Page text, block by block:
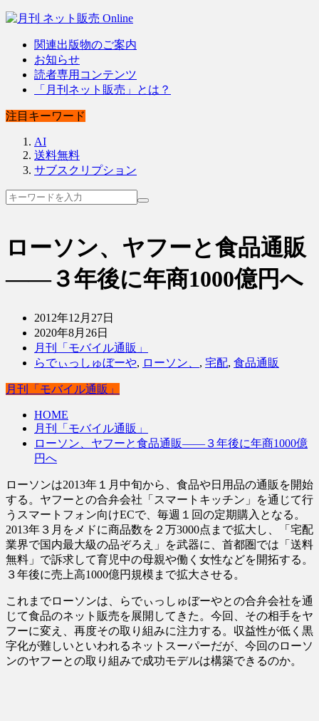
関連出版物のご案内
お知らせ
読者専用コンテンツ
「月刊ネット販売」とは？
注目キーワード
AI
送料無料
サブスクリプション
ローソン、ヤフーと食品通販
――３年後に年商1000億円へ
2012年12月27日
2020年8月26日
月刊「モバイル通販」
らでぃっしゅぼーや, ローソン、 , 宅配, 食品通販
月刊「モバイル通販」
HOME
月刊「モバイル通販」
ローソン、ヤフーと食品通販――３年後に年商1000億
円へ
ローソンは2013年１月中旬から、食品や日用品の通販を開始
する。ヤフーとの合弁会社「スマートキッチン」を通じて行
うスマートフォン向けECで、毎週１回の定期購入となる。
2013年３月をメドに商品数を２万3000点まで拡大し、「宅配
業界で国内最大級の品ぞろえ」を武器に、首都圏では「送料
無料」で訴求して育児中の母親や働く女性などを開拓する。
３年後に売上高1000億円規模まで拡大させる。
これまでローソンは、らでぃっしゅぼーやとの合弁会社を通
じて食品のネット販売を展開してきた。今回、その相手をヤ
フーに変え、再度その取り組みに注力する。収益性が低く黒
字化が難しいといわれるネットスーパーだが、今回のローソ
ンのヤフーとの取り組みで成功モデルは構築できるのか。